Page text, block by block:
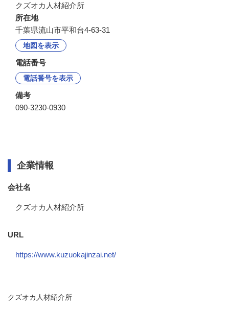
クズオカ人材紹介所
所在地
千葉県流山市平和台4-63-31
地図を表示
電話番号
電話番号を表示
備考
090-3230-0930
企業情報
会社名
クズオカ人材紹介所
URL
https://www.kuzuokajinzai.net/
クズオカ人材紹介所